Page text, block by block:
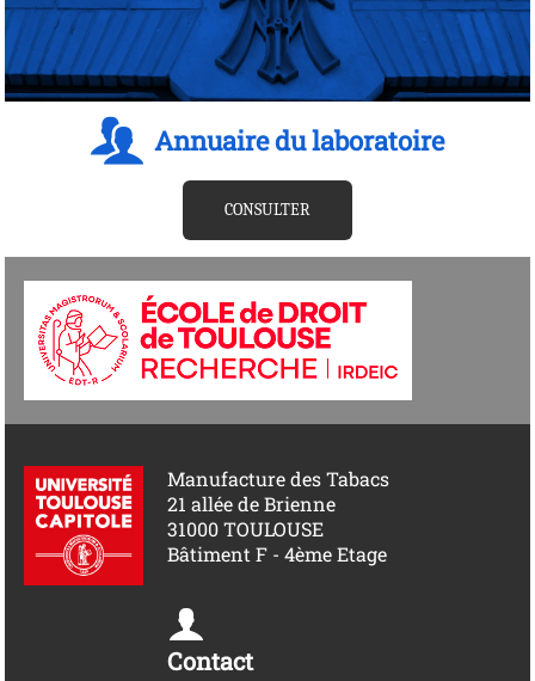
Annuaire du laboratoire
CONSULTER
Manufacture des Tabacs
21 allée de Brienne
31000 TOULOUSE
Bâtiment F - 4ème Etage
Contact